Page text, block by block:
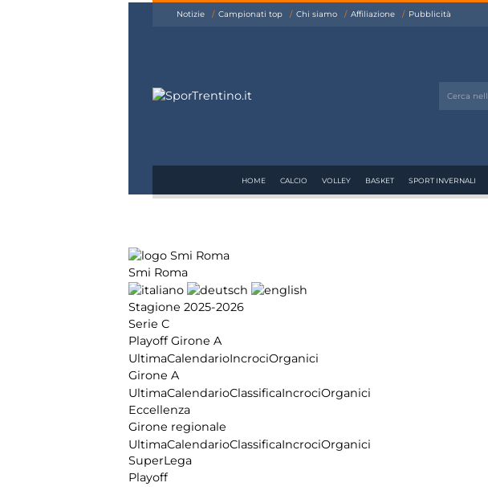
Notizie Campionati top Chi siamo Affiliazione Pubblicità
HOME CALCIO VOLLEY BASKET SPORT INVERNALI
Smi Roma
Stagione 2025-2026
Serie C
Playoff Girone A
UltimaCalendarioIncrociOrganici
Girone A
UltimaCalendarioClassificaIncrociOrganici
Eccellenza
Girone regionale
UltimaCalendarioClassificaIncrociOrganici
SuperLega
Playoff